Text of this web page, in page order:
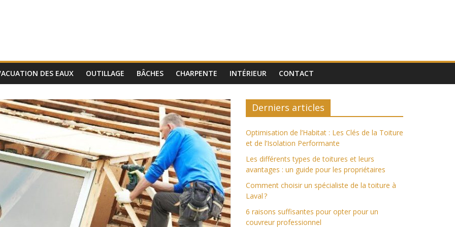
DES EAUX OUTILLAGE BÂCHES CHARPENTE INTÉRIEUR CONTACT
Derniers articles
Optimisation de l’Habitat : Les Clés de la Toiture
et de l’Isolation Performante
Les différents types de toitures et leurs
avantages : un guide pour les propriétaires
Comment choisir un spécialiste de la toiture à
Laval ?
6 raisons suffisantes pour opter pour un
couvreur professionnel